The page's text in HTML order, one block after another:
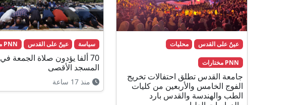
عينٌ على القدس محليات
PNN مختارات
جامعة القدس تطلق احتفالات تخريج
الفوج الخامس والأربعين من كليات
الطب والهندسة والقدس بارد
سياسة عينٌ على القدس PNN مختارات
70 ألفا يؤدون صلاة الجمعة في
المسجد الأقصى
منذ 17 ساعة